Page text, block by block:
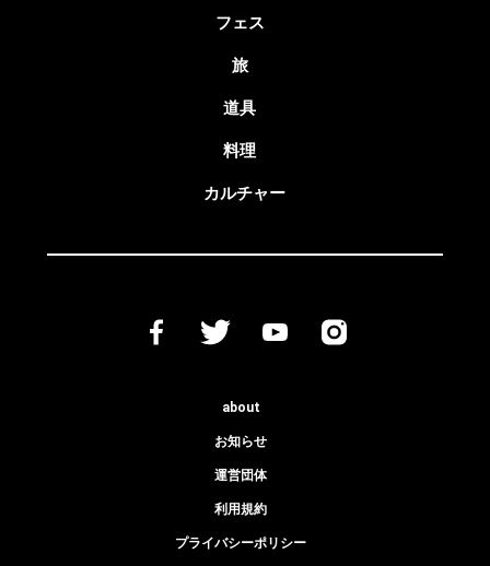
フェス
旅
道具
料理
カルチャー
about
お知らせ
運営団体
利用規約
プライバシーポリシー